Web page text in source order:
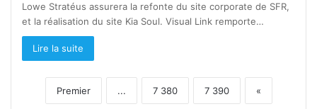
Lowe Stratéus assurera la refonte du site corporate de SFR,
et la réalisation du site Kia Soul. Visual Link remporte…
Lire la suite
Premier ... 7 380 7 390 «